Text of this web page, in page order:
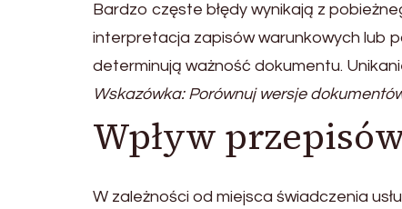
Bardzo częste błędy wynikają z
interpretacja zapisów warunkowych lub
determinują ważność dokumentu.
Wskazówka: Porównuj wersje
Wpływ
W zależności od miejsca świadczenia